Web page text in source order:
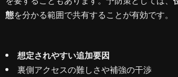
態を分かる範囲で共有することが有効です。
想定されやすい追加要因
裏側アクセスの難しさや補強の干渉